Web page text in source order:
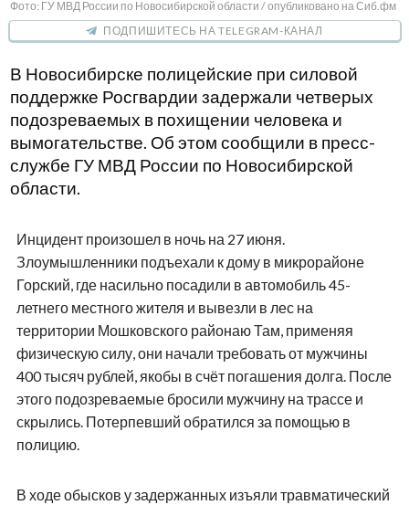
Фото: ГУ МВД России по Новосибирской области / опубликовано на Сиб.фм
ПОДПИШИТЕСЬ НА TELEGRAM-КАНАЛ
В Новосибирске полицейские при силовой
поддержке Росгвардии задержали четверых
подозреваемых в похищении человека и
вымогательстве. Об этом сообщили в пресс-
службе ГУ МВД России по Новосибирской
области.
Инцидент произошел в ночь на 27 июня.
Злоумышленники подъехали к дому в микрорайоне
Горский, где насильно посадили в автомобиль 45-
летнего местного жителя и вывезли в лес на
территории Мошковского районаю Там, применяя
физическую силу, они начали требовать от мужчины
400 тысяч рублей, якобы в счёт погашения долга. После
этого подозреваемые бросили мужчину на трассе и
скрылись. Потерпевший обратился за помощью в
полицию.
В ходе обысков у задержанных изъяли травматический